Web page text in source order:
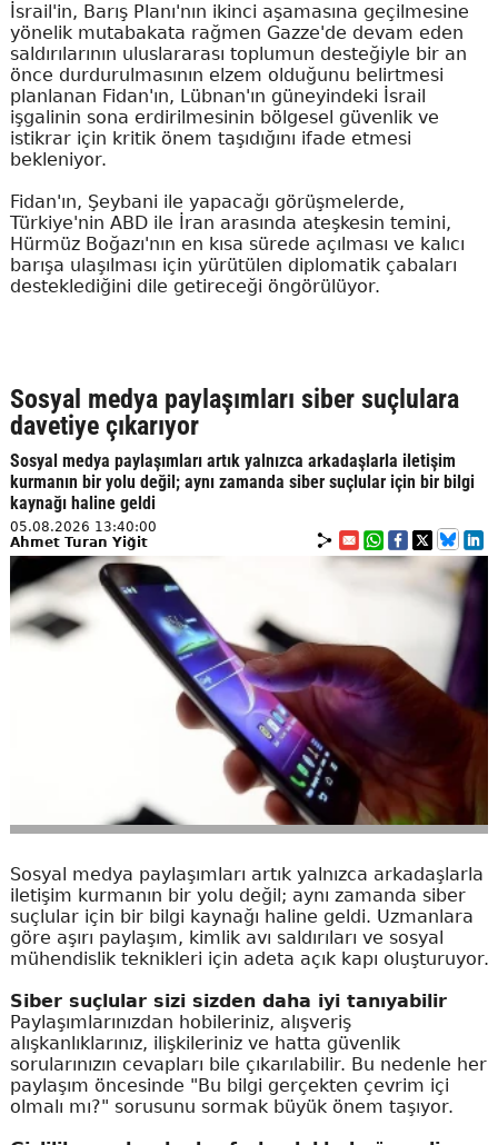
İsrail'in, Barış Planı'nın ikinci aşamasına geçilmesine
yönelik mutabakata rağmen Gazze'de devam eden
saldırılarının uluslararası toplumun desteğiyle bir an
önce durdurulmasının elzem olduğunu belirtmesi
planlanan Fidan'ın, Lübnan'ın güneyindeki İsrail
işgalinin sona erdirilmesinin bölgesel güvenlik ve
istikrar için kritik önem taşıdığını ifade etmesi
bekleniyor.
Fidan'ın, Şeybani ile yapacağı görüşmelerde,
Türkiye'nin ABD ile İran arasında ateşkesin temini,
Hürmüz Boğazı'nın en kısa sürede açılması ve kalıcı
barışa ulaşılması için yürütülen diplomatik çabaları
desteklediğini dile getireceği öngörülüyor.
Sosyal medya paylaşımları siber suçlulara
davetiye çıkarıyor
Sosyal medya paylaşımları artık yalnızca arkadaşlarla iletişim
kurmanın bir yolu değil; aynı zamanda siber suçlular için bir bilgi
kaynağı haline geldi
05.08.2026 13:40:00
Ahmet Turan Yiğit
Sosyal medya paylaşımları artık yalnızca arkadaşlarla
iletişim kurmanın bir yolu değil; aynı zamanda siber
suçlular için bir bilgi kaynağı haline geldi. Uzmanlara
göre aşırı paylaşım, kimlik avı saldırıları ve sosyal
mühendislik teknikleri için adeta açık kapı oluşturuyor.
Siber suçlular sizi sizden daha iyi tanıyabilir
Paylaşımlarınızdan hobileriniz, alışveriş
alışkanlıklarınız, ilişkileriniz ve hatta güvenlik
sorularınızın cevapları bile çıkarılabilir. Bu nedenle her
paylaşım öncesinde "Bu bilgi gerçekten çevrim içi
olmalı mı?" sorusunu sormak büyük önem taşıyor.